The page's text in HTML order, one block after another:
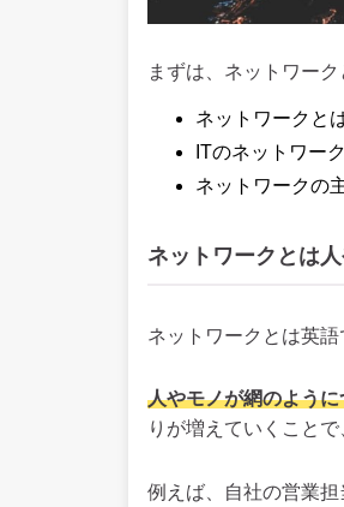
まずは、ネットワー
ネットワークと
ITのネットワー
ネットワークの
ネットワークとは
ネットワークとは英語
人やモノが網のよう
りが増えていくこと
例えば、自社の営業